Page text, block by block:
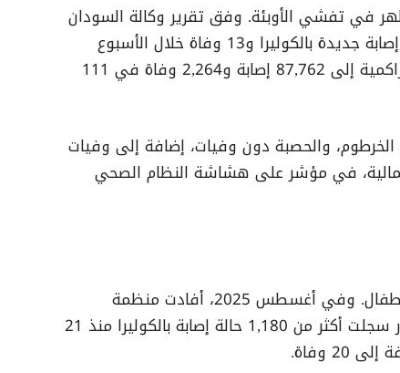
الانهيار تظهر في تفشي الأوبئة. وفق تقرير وكالة السودان
للأنباء (سونا)، 15 يوليو 2025، سُجلت 674 إصابة جديدة بالكوليرا و13 وفاة خلال الأسبوع
السابع والعشرين فقط، لترتفع الحصيلة التراكمية إلى 87,762 إصابة و2,264 وفاة في 111
والحصبة دون وفيات، إضافة إلى وفيات
في مؤشر على هشاشة النظام الصحي
خلال أشهر الصيف، تزايدت المخاطر على الأطفال. وفي أغسطس 2025، أفادت منظمة
اليونيسف بأن بلدة طويلة في شمال دارفور سجلت أكثر من 1,180 حالة إصابة بالكوليرا منذ 21